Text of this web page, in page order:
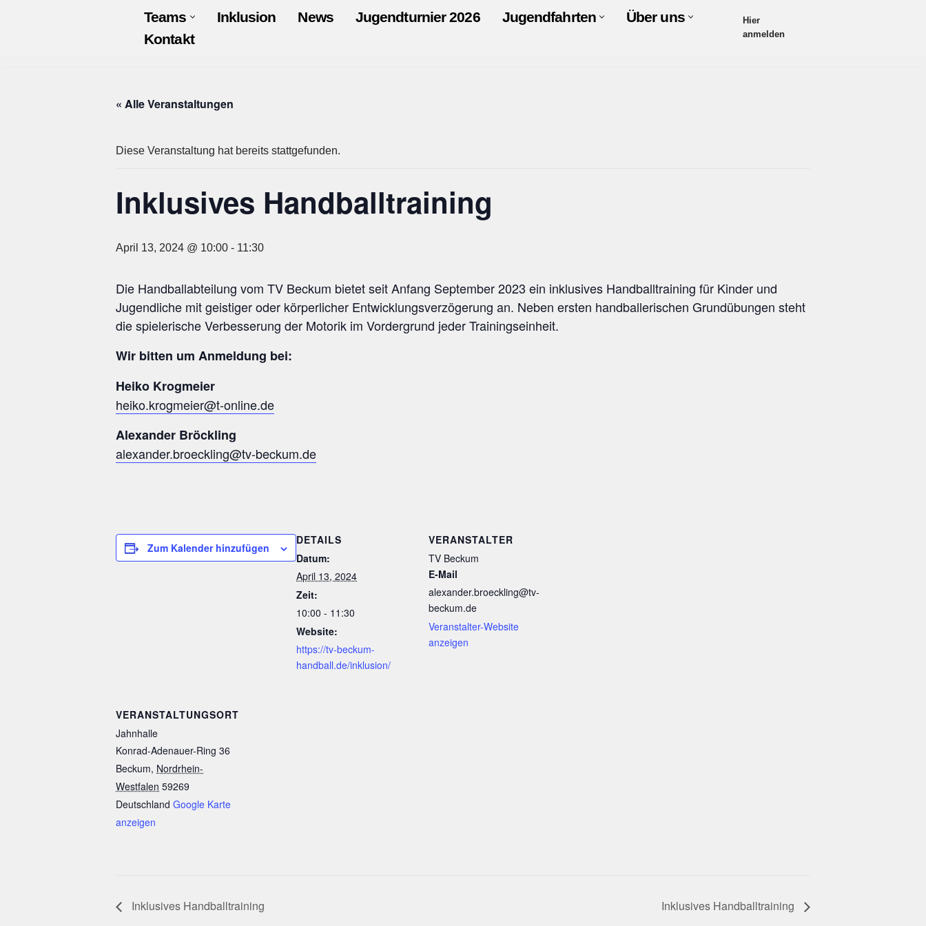
Teams Inklusion News Jugendturnier 2026 Jugendfahrten
Über uns
Kontakt
Hier
anmelden
« Alle Veranstaltungen
Diese Veranstaltung hat bereits stattgefunden.
Inklusives Handballtraining
April 13, 2024 @ 10:00 - 11:30
Die Handballabteilung vom TV Beckum bietet seit Anfang September 2023 ein inklusives Handballtraining für Kinder und
Jugendliche mit geistiger oder körperlicher Entwicklungsverzögerung an. Neben ersten handballerischen Grundübungen steht
die spielerische Verbesserung der Motorik im Vordergrund jeder Trainingseinheit.
Wir bitten um Anmeldung bei:
Heiko Krogmeier
heiko.krogmeier@t-online.de
Alexander Bröckling
alexander.broeckling@tv-beckum.de
Zum Kalender hinzufügen
DETAILS
Datum:
April 13, 2024
Zeit:
10:00 - 11:30
Website:
https://tv-beckum-
handball.de/inklusion/
VERANSTALTER
TV Beckum
E-Mail
alexander.broeckling@tv-
beckum.de
Veranstalter-Website
anzeigen
VERANSTALTUNGSORT
Jahnhalle
Konrad-Adenauer-Ring 36
Beckum, Nordrhein-
Westfalen 59269
Deutschland Google Karte
anzeigen
Inklusives Handballtraining Inklusives Handballtraining